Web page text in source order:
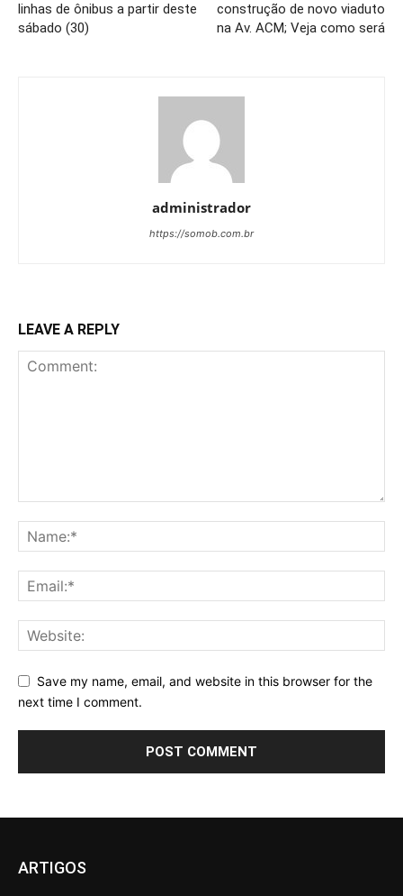
linhas de ônibus a partir deste
sábado (30)
construção de novo viaduto
na Av. ACM; Veja como será
administrador
https://somob.com.br
LEAVE A REPLY
Save my name, email, and website in this browser for the
next time I comment.
ARTIGOS